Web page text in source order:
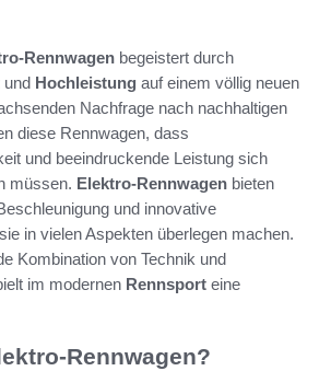
Rennwagen begeistert durch
und Hochleistung auf einem völlig neuen
Nachfrage nach nachhaltigen
diese Rennwagen, dass
und beeindruckende Leistung sich
müssen. Elektro-Rennwagen bieten
und innovative
in vielen Aspekten überlegen machen.
Kombination von Technik und
im modernen Rennsport eine
Rennwagen?